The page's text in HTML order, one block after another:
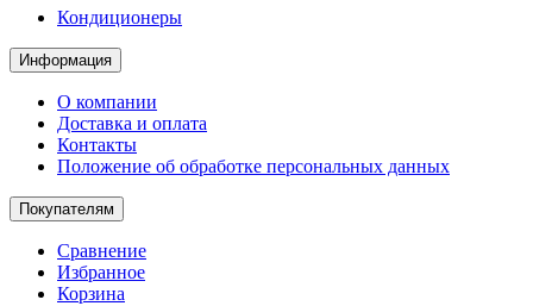
Кондиционеры
Информация
О компании
Доставка и оплата
Контакты
Положение об обработке персональных данных
Покупателям
Сравнение
Избранное
Корзина